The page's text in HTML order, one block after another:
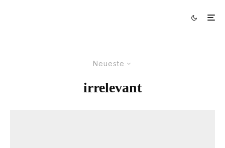
Neueste
irrelevant